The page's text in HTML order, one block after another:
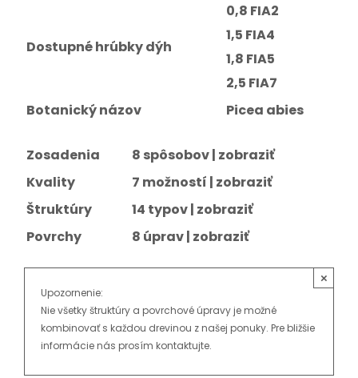
Dostupné hrúbky dýh
0,8 FIA2
1,5 FIA4
1,8 FIA5
2,5 FIA7
Botanický názov
Picea abies
Zosadenia 8 spôsobov | zobraziť
Kvality
7 možností | zobraziť
Štruktúry
14 typov | zobraziť
Povrchy
8 úprav | zobraziť
Upozornenie:
Nie všetky štruktúry a povrchové úpravy je možné
kombinovať s každou drevinou z našej ponuky. Pre bližšie
informácie nás prosím kontaktujte.
×